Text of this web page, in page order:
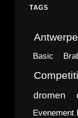
TAGS
Basic
dromen
Evenement